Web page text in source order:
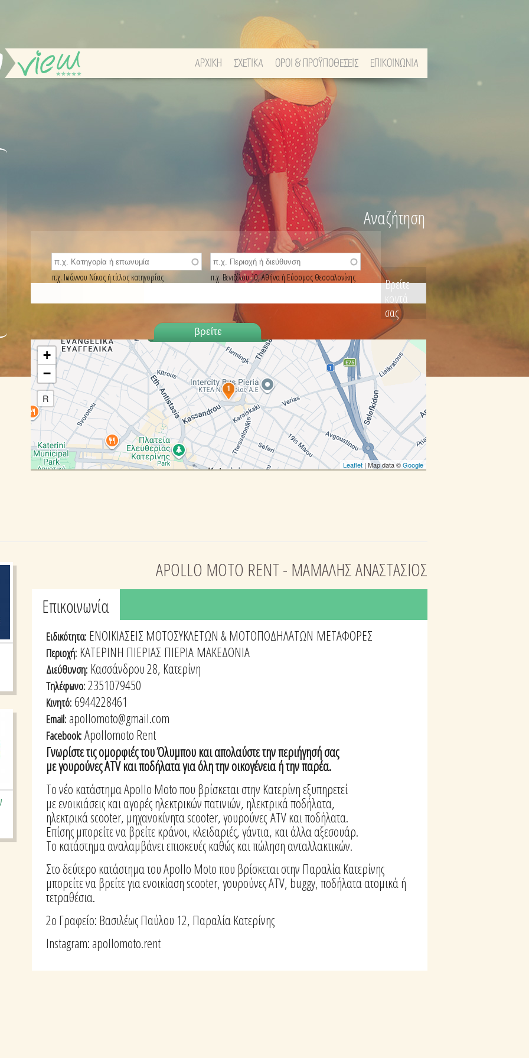
ΑΡΧΙΚΗ ΣΧΕΤΙΚΑ ΟΡΟΙ & ΠΡΟΫΠΟΘΕΣΕΙΣ ΕΠΙΚΟΙΝΩΝΙΑ
Αναζήτηση
π.χ. Ιωάννου Νίκος ή τίτλος κατηγορίας π.χ. Βενιζέλου 10, Αθήνα ή Εύοσμος Θεσσαλονίκης
Βρείτε
κοντά
σας
1
+
−
R
Leaflet | Map data ©Google
APOLLO MOTO RENT - ΜΑΜΑΛΗΣ ΑΝΑΣΤΑΣΙΟΣ
Tabs group καταχώρησης
Επικοινωνία
tab)
Ειδικότητα: ΕΝΟΙΚΙΑΣΕΙΣ ΜΟΤΟΣΥΚΛΕΤΩΝ & ΜΟΤΟΠΟΔΗΛΑΤΩΝ ΜΕΤΑΦΟΡΕΣ
Περιοχή: ΚΑΤΕΡΙΝΗ ΠΙΕΡΙΑΣ ΠΙΕΡΙΑ ΜΑΚΕΔΟΝΙΑ
Διεύθυνση: Κασσάνδρου 28, Κατερίνη
Τηλέφωνο:2351079450
Κινητό:6944228461
Email: apollomoto@gmail.com
Facebook:Apollomoto Rent
Γνωρίστε τις ομορφιές του Όλυμπου και απολαύστε την περιήγησή σας
με γουρούνες ATV και ποδήλατα για όλη την οικογένεια ή την παρέα.
Το νέο κατάστημα Apollo Moto που βρίσκεται στην Κατερίνη εξυπηρετεί
με ενοικιάσεις και αγορές ηλεκτρικών πατινιών, ηλεκτρικά ποδήλατα,
ηλεκτρικά scooter, μηχανοκίνητα scooter, γουρούνες ATV και ποδήλατα.
Επίσης μπορείτε να βρείτε κράνοι, κλειδαριές, γάντια, και άλλα αξεσουάρ.
Το κατάστημα αναλαμβάνει επισκευές καθώς και πώληση ανταλλακτικών.
Στο δεύτερο κατάστημα του Apollo Moto που βρίσκεται στην Παραλία Κατερίνης
μπορείτε να βρείτε για ενοικίαση scooter, γουρούνες ATV, buggy, ποδήλατα ατομικά ή
τετραθέσια.
2o Γραφείο: Βασιλέως Παύλου 12, Παραλία Κατερίνης
Instagram: apollomoto.rent